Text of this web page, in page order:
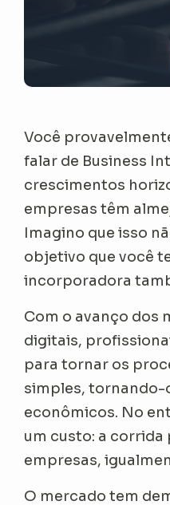
Você
falar de Business
crescimentos
empresas têm
Imagino que isso
objetivo que você
incorporadora
Com o avanço dos
digitais,
para tornar os
simples, tornando-
econômicos. No
um custo: a corrida
empresas,
O mercado tem